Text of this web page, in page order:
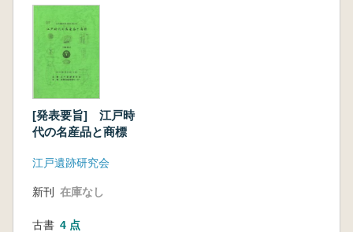
[発表要旨] 江戸時
代の名産品と商標
江戸遺跡研究会
新刊 在庫なし
古書 4 点